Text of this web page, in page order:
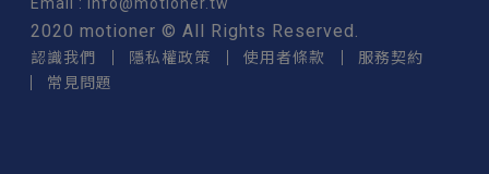
Email : info@motioner.tw
2020 motioner © All Rights Reserved.
認識我們 隱私權政策 使用者條款
服務契約
常見問題